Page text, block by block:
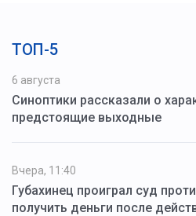
ТОП-5
6 августа
Синоптики рассказали о
предстоящие выходные
Вчера, 11:40
Губахинец проиграл суд
получить деньги после